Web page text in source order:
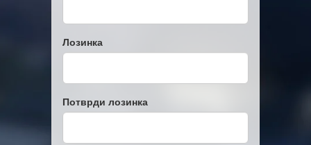
Лозинка
Потврди лозинка